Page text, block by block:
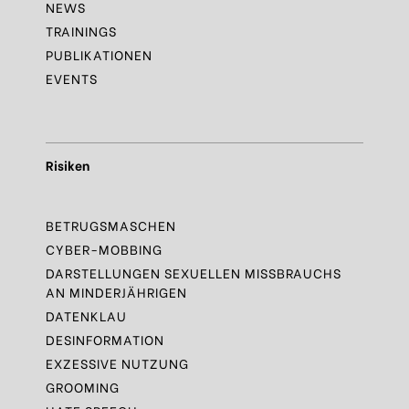
NEWS
TRAININGS
PUBLIKATIONEN
EVENTS
Risiken
BETRUGSMASCHEN
CYBER-MOBBING
DARSTELLUNGEN SEXUELLEN MISSBRAUCHS
AN MINDERJÄHRIGEN
DATENKLAU
DESINFORMATION
EXZESSIVE NUTZUNG
GROOMING